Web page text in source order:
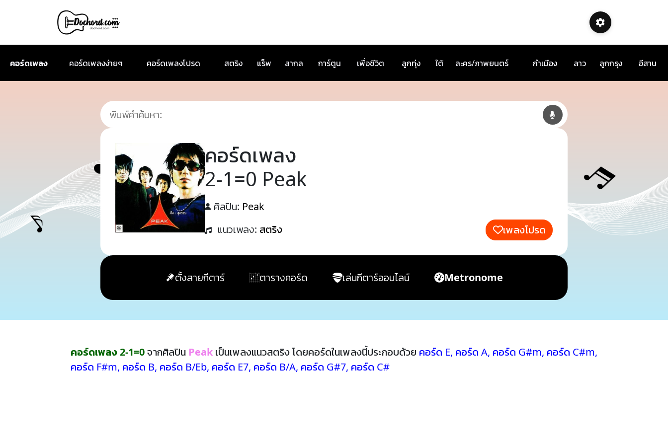
คอร์ดเพลง คอร์ดเพลงง่ายๆ คอร์ดเพลงโปรด สตริง แร็พ สากล การ์ตูน เพื่อชีวิต ลูกทุ่ง ใต้ ละคร/ภาพยนตร์ กำเมือง ลาว ลูกกรุง อีสาน
คอร์ดเพลง
2-1=0 Peak
ศิลปิน: Peak
แนวเพลง: สตริง เพลงโปรด
ตั้งสายกีตาร์ ตารางคอร์ด เล่นกีตาร์ออนไลน์ Metronome
คอร์ดเพลง 2-1=0จากศิลปิน Peak เป็นเพลงแนวสตริง โดยคอร์ดในเพลงนี้ประกอบด้วย คอร์ด E, คอร์ด A, คอร์ด G#m, คอร์ด C#m,
คอร์ด F#m, คอร์ด B, คอร์ด B/Eb, คอร์ด E7, คอร์ด B/A, คอร์ด G#7, คอร์ด C#